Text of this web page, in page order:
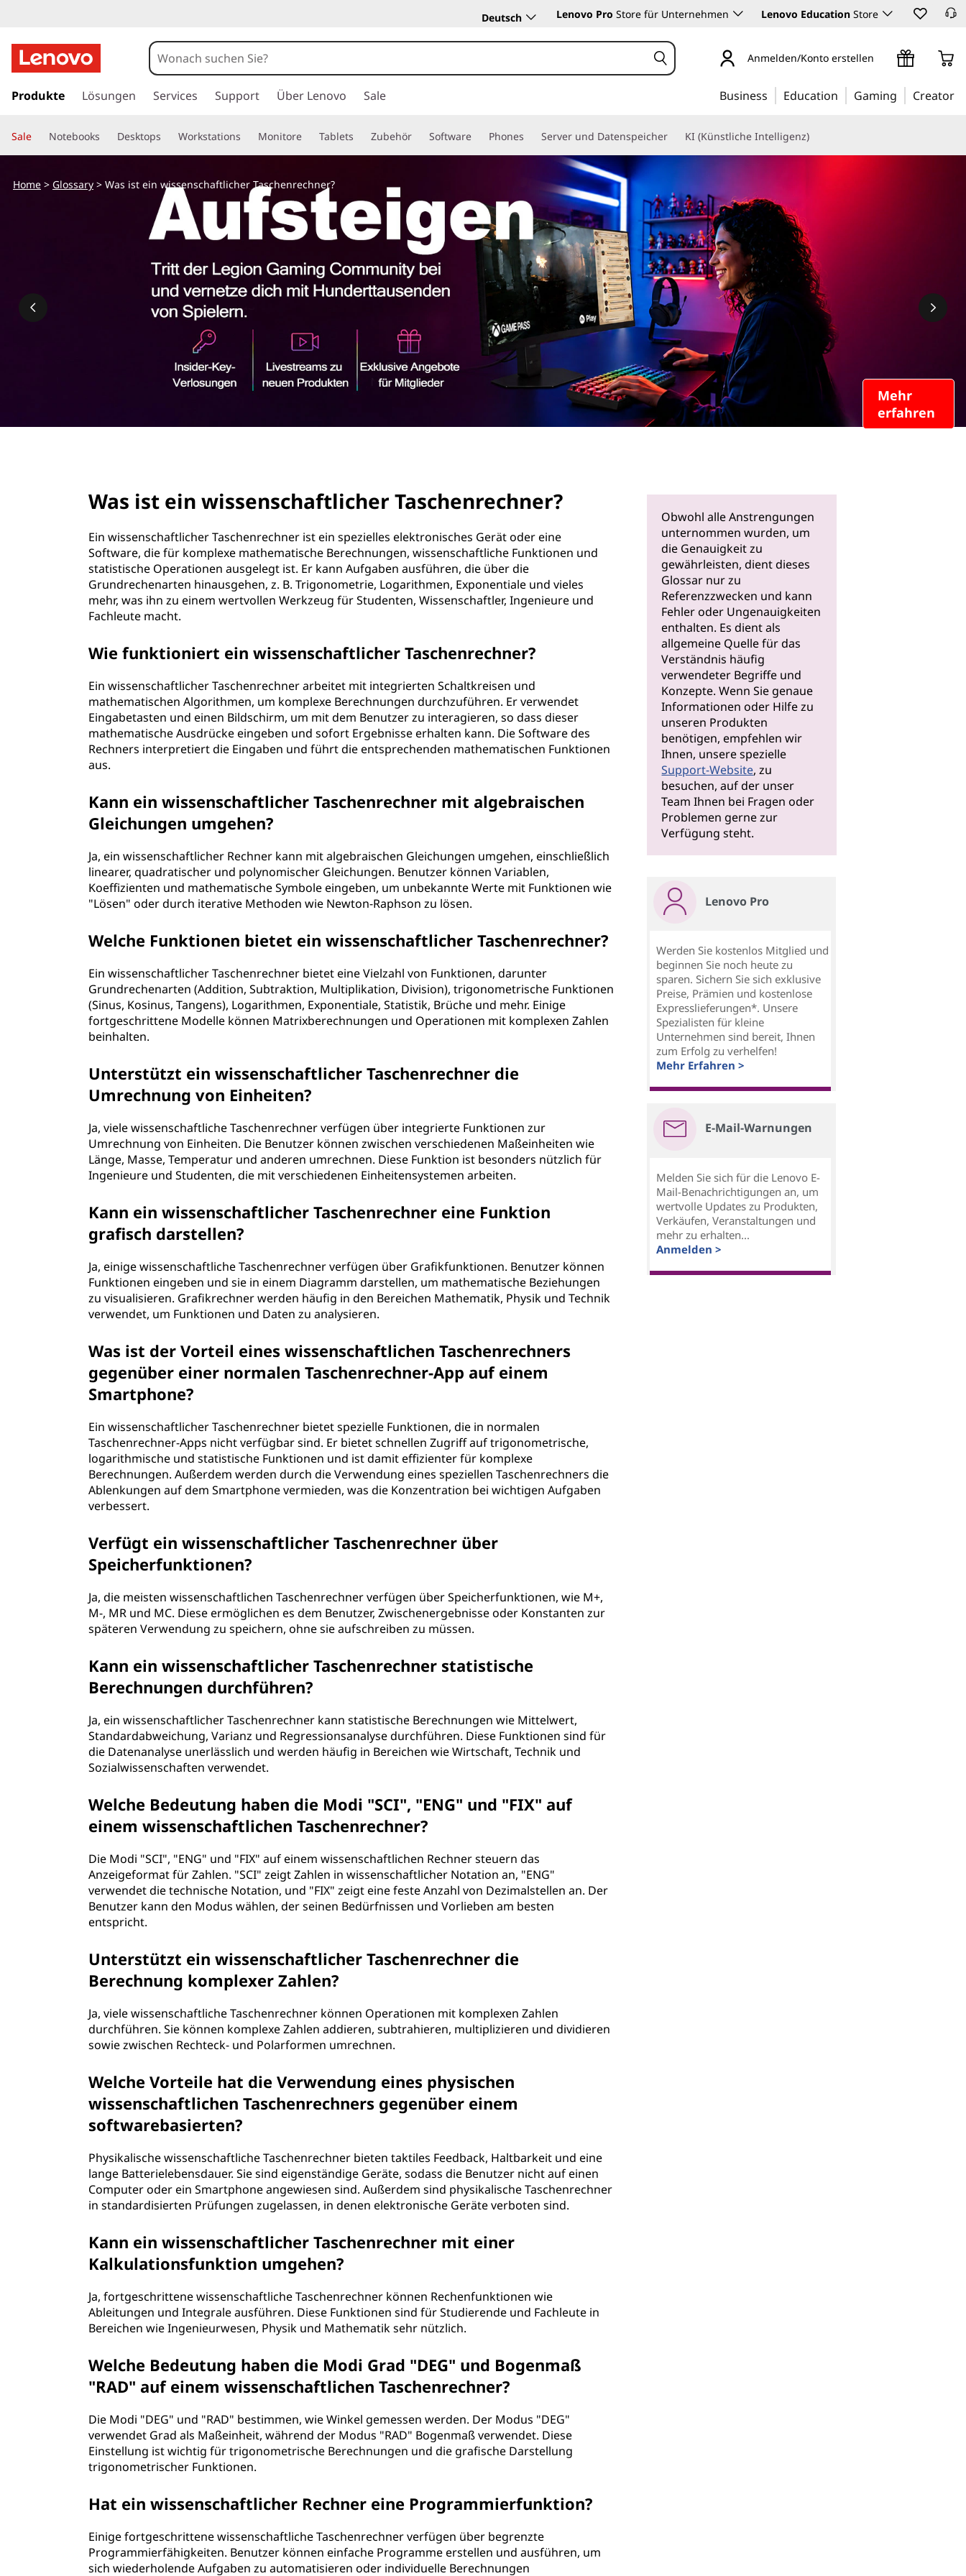
Deutsch Lenovo Pro Store für Unternehmen Lenovo Education Store
u
a
u
t
Anmelden/Konto erstellen
Produkte Lösungen Services Support Über Lenovo Sale Business Education Gaming Creator
Sale Notebooks Desktops Workstations Monitore Tablets Zubehör Software Phones Server und Datenspeicher KI (Künstliche Intelligenz)
Mehr
erfahren
Home > Glossary > Was ist ein wissenschaftlicher Taschenrechner?
Was ist ein wissenschaftlicher Taschenrechner?
Ein wissenschaftlicher Taschenrechner ist ein spezielles elektronisches Gerät oder eine
Software, die für komplexe mathematische Berechnungen, wissenschaftliche Funktionen und
statistische Operationen ausgelegt ist. Er kann Aufgaben ausführen, die über die
Grundrechenarten hinausgehen, z. B. Trigonometrie, Logarithmen, Exponentiale und vieles
mehr, was ihn zu einem wertvollen Werkzeug für Studenten, Wissenschaftler, Ingenieure und
Fachleute macht.
Wie funktioniert ein wissenschaftlicher Taschenrechner?
Ein wissenschaftlicher Taschenrechner arbeitet mit integrierten Schaltkreisen und
mathematischen Algorithmen, um komplexe Berechnungen durchzuführen. Er verwendet
Eingabetasten und einen Bildschirm, um mit dem Benutzer zu interagieren, so dass dieser
mathematische Ausdrücke eingeben und sofort Ergebnisse erhalten kann. Die Software des
Rechners interpretiert die Eingaben und führt die entsprechenden mathematischen Funktionen
aus.
Kann ein wissenschaftlicher Taschenrechner mit algebraischen
Gleichungen umgehen?
Ja, ein wissenschaftlicher Rechner kann mit algebraischen Gleichungen umgehen, einschließlich
linearer, quadratischer und polynomischer Gleichungen. Benutzer können Variablen,
Koeffizienten und mathematische Symbole eingeben, um unbekannte Werte mit Funktionen wie
"Lösen" oder durch iterative Methoden wie Newton-Raphson zu lösen.
Welche Funktionen bietet ein wissenschaftlicher Taschenrechner?
Ein wissenschaftlicher Taschenrechner bietet eine Vielzahl von Funktionen, darunter
Grundrechenarten (Addition, Subtraktion, Multiplikation, Division), trigonometrische Funktionen
(Sinus, Kosinus, Tangens), Logarithmen, Exponentiale, Statistik, Brüche und mehr. Einige
fortgeschrittene Modelle können Matrixberechnungen und Operationen mit komplexen Zahlen
beinhalten.
Unterstützt ein wissenschaftlicher Taschenrechner die
Umrechnung von Einheiten?
Ja, viele wissenschaftliche Taschenrechner verfügen über integrierte Funktionen zur
Umrechnung von Einheiten. Die Benutzer können zwischen verschiedenen Maßeinheiten wie
Länge, Masse, Temperatur und anderen umrechnen. Diese Funktion ist besonders nützlich für
Ingenieure und Studenten, die mit verschiedenen Einheitensystemen arbeiten.
Kann ein wissenschaftlicher Taschenrechner eine Funktion
grafisch darstellen?
Ja, einige wissenschaftliche Taschenrechner verfügen über Grafikfunktionen. Benutzer können
Funktionen eingeben und sie in einem Diagramm darstellen, um mathematische Beziehungen
zu visualisieren. Grafikrechner werden häufig in den Bereichen Mathematik, Physik und Technik
verwendet, um Funktionen und Daten zu analysieren.
Was ist der Vorteil eines wissenschaftlichen Taschenrechners
gegenüber einer normalen Taschenrechner-App auf einem
Smartphone?
Ein wissenschaftlicher Taschenrechner bietet spezielle Funktionen, die in normalen
Taschenrechner-Apps nicht verfügbar sind. Er bietet schnellen Zugriff auf trigonometrische,
logarithmische und statistische Funktionen und ist damit effizienter für komplexe
Berechnungen. Außerdem werden durch die Verwendung eines speziellen Taschenrechners die
Ablenkungen auf dem Smartphone vermieden, was die Konzentration bei wichtigen Aufgaben
verbessert.
Verfügt ein wissenschaftlicher Taschenrechner über
Speicherfunktionen?
Ja, die meisten wissenschaftlichen Taschenrechner verfügen über Speicherfunktionen, wie M+,
M-, MR und MC. Diese ermöglichen es dem Benutzer, Zwischenergebnisse oder Konstanten zur
späteren Verwendung zu speichern, ohne sie aufschreiben zu müssen.
Kann ein wissenschaftlicher Taschenrechner statistische
Berechnungen durchführen?
Ja, ein wissenschaftlicher Taschenrechner kann statistische Berechnungen wie Mittelwert,
Standardabweichung, Varianz und Regressionsanalyse durchführen. Diese Funktionen sind für
die Datenanalyse unerlässlich und werden häufig in Bereichen wie Wirtschaft, Technik und
Sozialwissenschaften verwendet.
Welche Bedeutung haben die Modi "SCI", "ENG" und "FIX" auf
einem wissenschaftlichen Taschenrechner?
Die Modi "SCI", "ENG" und "FIX" auf einem wissenschaftlichen Rechner steuern das
Anzeigeformat für Zahlen. "SCI" zeigt Zahlen in wissenschaftlicher Notation an, "ENG"
verwendet die technische Notation, und "FIX" zeigt eine feste Anzahl von Dezimalstellen an. Der
Benutzer kann den Modus wählen, der seinen Bedürfnissen und Vorlieben am besten
entspricht.
Unterstützt ein wissenschaftlicher Taschenrechner die
Berechnung komplexer Zahlen?
Ja, viele wissenschaftliche Taschenrechner können Operationen mit komplexen Zahlen
durchführen. Sie können komplexe Zahlen addieren, subtrahieren, multiplizieren und dividieren
sowie zwischen Rechteck- und Polarformen umrechnen.
Welche Vorteile hat die Verwendung eines physischen
wissenschaftlichen Taschenrechners gegenüber einem
softwarebasierten?
Physikalische wissenschaftliche Taschenrechner bieten taktiles Feedback, Haltbarkeit und eine
lange Batterielebensdauer. Sie sind eigenständige Geräte, sodass die Benutzer nicht auf einen
Computer oder ein Smartphone angewiesen sind. Außerdem sind physikalische Taschenrechner
in standardisierten Prüfungen zugelassen, in denen elektronische Geräte verboten sind.
Kann ein wissenschaftlicher Taschenrechner mit einer
Kalkulationsfunktion umgehen?
Ja, fortgeschrittene wissenschaftliche Taschenrechner können Rechenfunktionen wie
Ableitungen und Integrale ausführen. Diese Funktionen sind für Studierende und Fachleute in
Bereichen wie Ingenieurwesen, Physik und Mathematik sehr nützlich.
Welche Bedeutung haben die Modi Grad "DEG" und Bogenmaß
"RAD" auf einem wissenschaftlichen Taschenrechner?
Die Modi "DEG" und "RAD" bestimmen, wie Winkel gemessen werden. Der Modus "DEG"
verwendet Grad als Maßeinheit, während der Modus "RAD" Bogenmaß verwendet. Diese
Einstellung ist wichtig für trigonometrische Berechnungen und die grafische Darstellung
trigonometrischer Funktionen.
Hat ein wissenschaftlicher Rechner eine Programmierfunktion?
Einige fortgeschrittene wissenschaftliche Taschenrechner verfügen über begrenzte
Programmierfähigkeiten. Benutzer können einfache Programme erstellen und ausführen, um
sich wiederholende Aufgaben zu automatisieren oder individuelle Berechnungen
Obwohl alle Anstrengungen
unternommen wurden, um
die Genauigkeit zu
gewährleisten, dient dieses
Glossar nur zu
Referenzzwecken und kann
Fehler oder Ungenauigkeiten
enthalten. Es dient als
allgemeine Quelle für das
Verständnis häufig
verwendeter Begriffe und
Konzepte. Wenn Sie genaue
Informationen oder Hilfe zu
unseren Produkten
benötigen, empfehlen wir
Ihnen, unsere spezielle
Support-Website, zu
besuchen, auf der unser
Team Ihnen bei Fragen oder
Problemen gerne zur
Verfügung steht.
Lenovo Pro
Werden Sie kostenlos Mitglied und
beginnen Sie noch heute zu
sparen. Sichern Sie sich exklusive
Preise, Prämien und kostenlose
Expresslieferungen*. Unsere
Spezialisten für kleine
Unternehmen sind bereit, Ihnen
zum Erfolg zu verhelfen!
Mehr Erfahren >
E-Mail-Warnungen
Melden Sie sich für die Lenovo E-
Mail-Benachrichtigungen an, um
wertvolle Updates zu Produkten,
Verkäufen, Veranstaltungen und
mehr zu erhalten...
Anmelden >